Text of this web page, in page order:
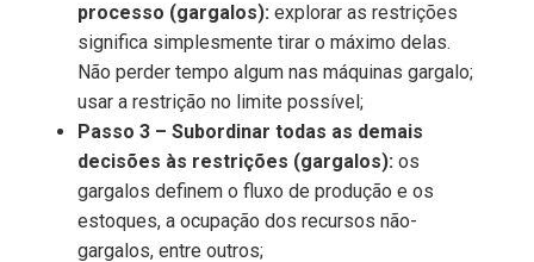
processo (gargalos): explorar as restrições
significa simplesmente tirar o máximo delas.
Não perder tempo algum nas máquinas gargalo;
usar a restrição no limite possível;
Passo 3 – Subordinar todas as demais
decisões às restrições (gargalos): os
gargalos definem o fluxo de produção e os
estoques, a ocupação dos recursos não-
gargalos, entre outros;